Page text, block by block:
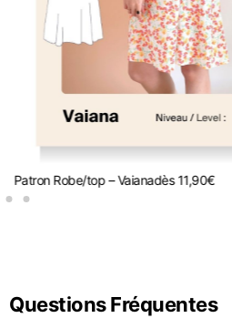
Patron Robe/top – Vaianadès11,90€
Questions Fréquentes